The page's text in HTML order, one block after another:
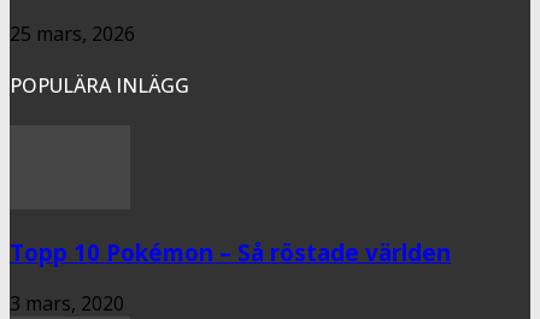
25 mars, 2026
POPULÄRA INLÄGG
Topp 10 Pokémon – Så röstade världen
3 mars, 2020